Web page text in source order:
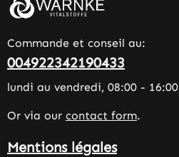
Commande et conseil au:
004922342190433
lundi au vendredi, 08:00 - 16:00
Or via our contact form.
Mentions légales